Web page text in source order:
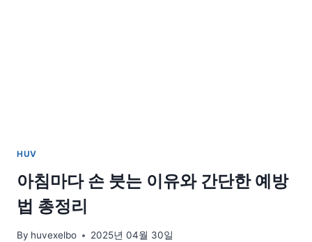
HUV
아침마다 손 붓는 이유와 간단한 예방
법 총정리
By huvexelbo 2025년 04월 30일